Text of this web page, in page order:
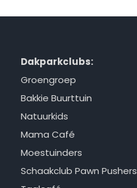
Dakparkclubs:
Groengroep
Bakkie Buurttuin
Natuurkids
Mama Café
Moestuinders
Schaakclub Pawn Pushers